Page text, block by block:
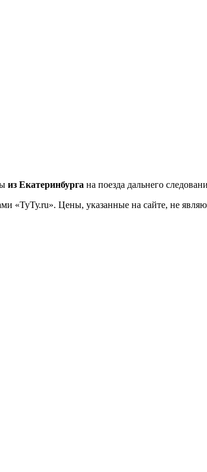
из Екатеринбурга на поезда дальнего
«ТуТу.ru». Цены, указанные на сайте, не